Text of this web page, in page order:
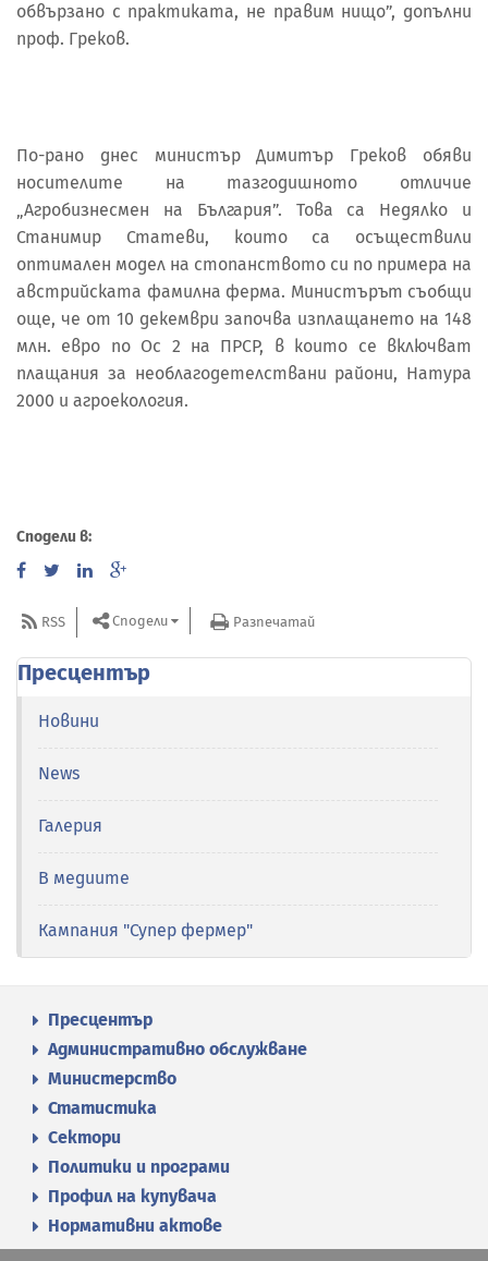
обвързано с практиката, не правим нищо”, допълни
проф. Греков.
По-рано днес министър Димитър Греков обяви
носителите на тазгодишното отличие
„Агробизнесмен на България”. Това са Недялко и
Станимир Статеви, които са осъществили
оптимален модел на стопанството си по примера на
австрийската фамилна ферма. Министърът съобщи
още, че от 10 декември започва изплащането на 148
млн. евро по Ос 2 на ПРСР, в които се включват
плащания за необлагодетелствани райони, Натура
2000 и агроекология.
Сподели в:
RSS Сподели Разпечатай
Пресцентър
Новини
News
Галерия
В медиите
Кампания "Супер фермер"
Пресцентър
Административно обслужване
Министерство
Статистика
Сектори
Политики и програми
Профил на купувача
Нормативни актове